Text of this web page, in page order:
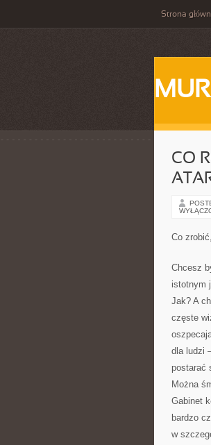
Strona
CO
Co
Chcesz
istotnym
Jak? A
częste
dla ludzi
postarać
Można
Gabinet
bardzo
w